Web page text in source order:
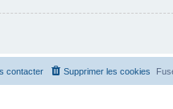
Supprimer les cookies
contacter